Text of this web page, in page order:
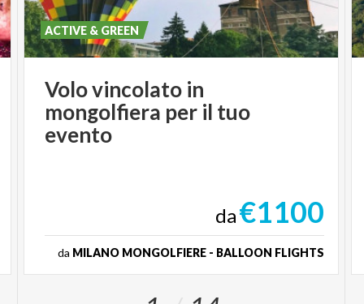
Volo vincolato in
mongolfiera per il tuo
evento
ACTIVE & GREEN
da€1100
da MILANO MONGOLFIERE - BALLOON FLIGHTS